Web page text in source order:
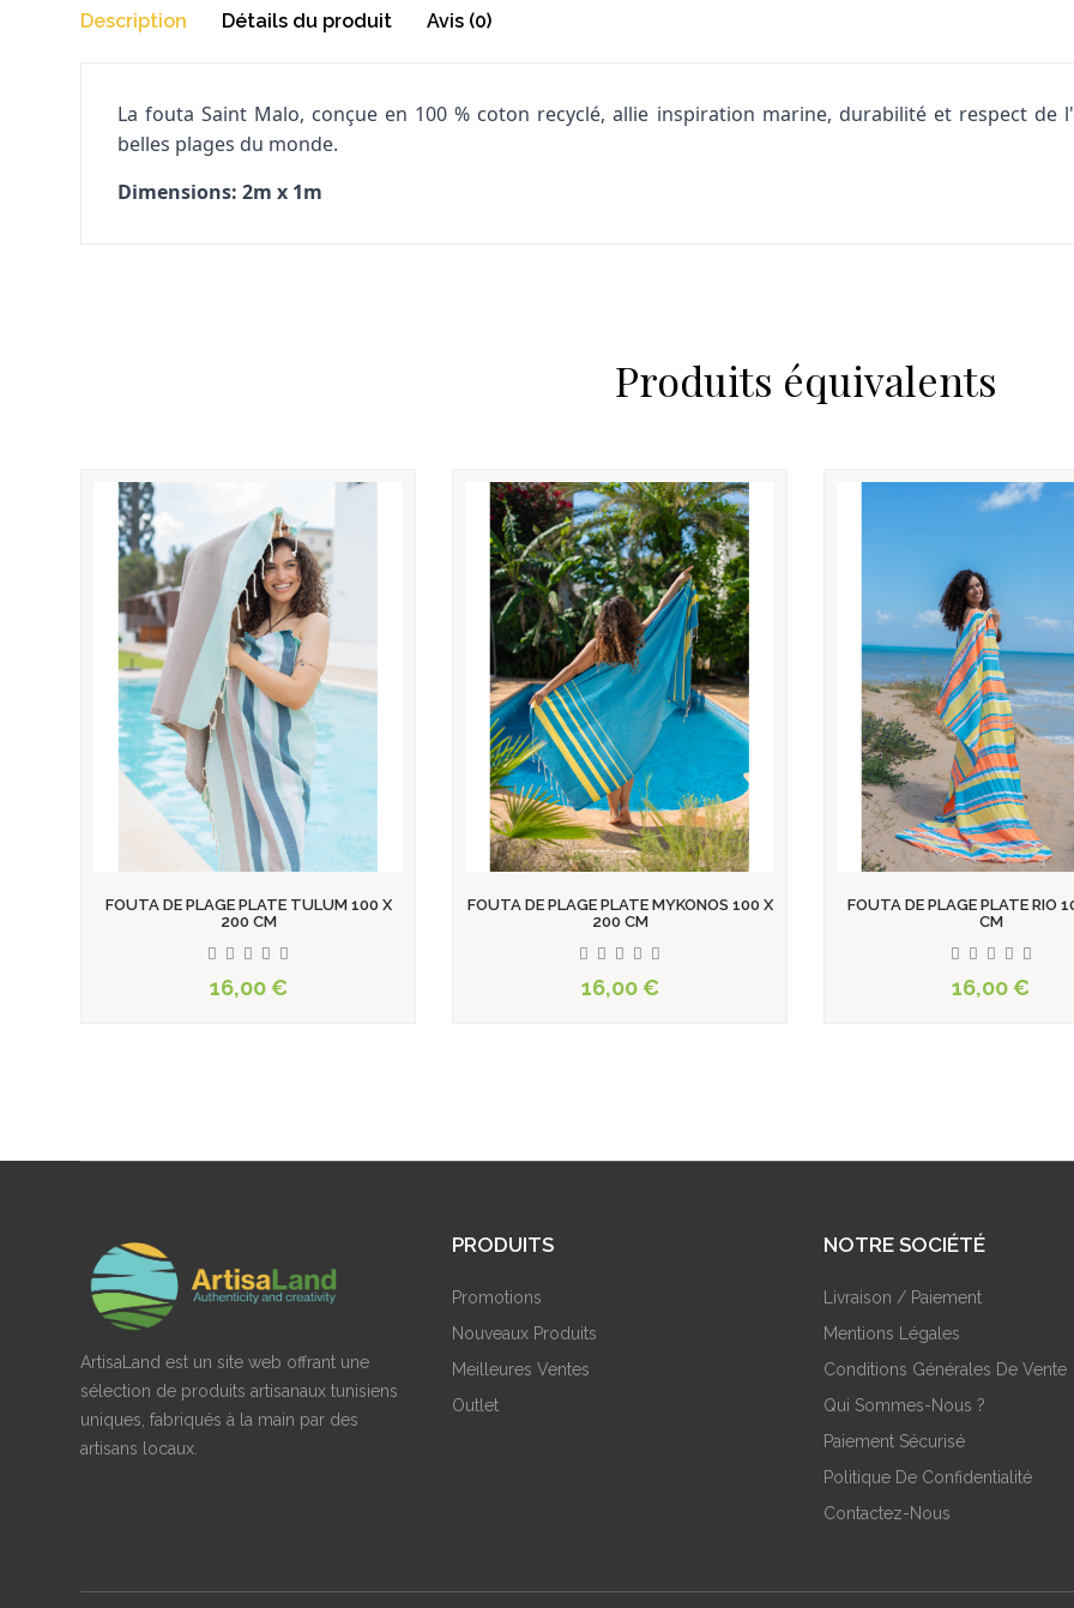
Description Détails du produit Avis (0)
La fouta Saint Malo, conçue en 100 % coton recyclé, allie inspiration marine, durabilité et respect de
belles plages du monde.
Dimensions: 2m x 1m
Produits équivalents
FOUTA DE PLAGE PLATE MYKONOS 100 X
200 CM
16,00 €
FOUTA DE PLAGE PLATE RIO 100 X 200
CM
16,00 €
FOUTA DE PLAGE GAUFRÉE
100 X 200 CM
20,00 €
ArtisaLand est un site web offrant une
sélection de produits artisanaux tunisiens
uniques, fabriqués à la main par des
artisans locaux.
PRODUITS
Promotions
Nouveaux Produits
Meilleures Ventes
Outlet
NOTRE SOCIÉTÉ
Livraison / Paiement
Mentions Légales
Conditions Générales De Vente
Qui Sommes-Nous ?
Paiement Sécurisé
Politique De Confidentialité
Contactez-Nous